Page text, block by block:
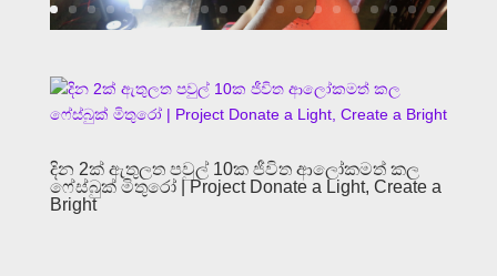
දින 2ක් ඇතුලත පවුල් 10ක ජීවිත ආලෝකමත් කල
ෆේස්බුක් මිතුරෝ | Project Donate a Light, Create a
Bright